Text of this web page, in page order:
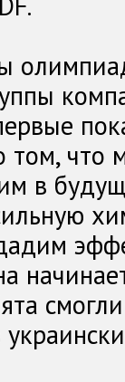
том,
в